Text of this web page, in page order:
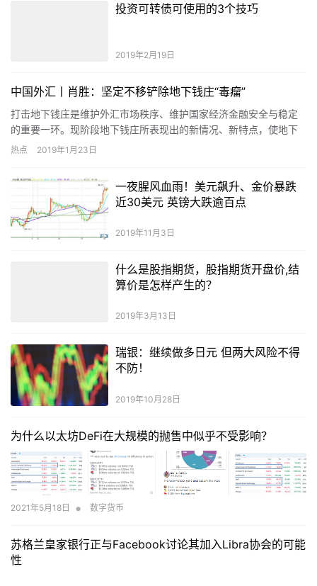
投资可转债可使用的3个技巧
2019年2月19日
中国外汇丨肖胜：坚定不移铲除地下钱庄“毒瘤”
打击地下钱庄是维护外汇市场秩序、维护国家经济金融安全与稳定
的重要一环。现阶段地下钱庄所表现出的新情况、新特点，使地下
钱庄的治理工作面临更为复杂严峻的局面，打击地下钱庄将是一项
热点 2019年1月23日
一夜腥风血雨！美元飙升、金价暴跌
近30美元 英镑大跌逾百点
2019年11月3日
什么是股指期货，股指期货开盘价,结
算价是怎样产生的？
2019年3月13日
瑞银：继续做多日元 但两大风险不得
不防！
2019年10月28日
为什么以太坊DeFi在大规模的抛售中似乎不受影响？
2021年5月18日 • 数字货币
苏格兰皇家银行正与Facebook讨论其加入Libra协会的可能
性